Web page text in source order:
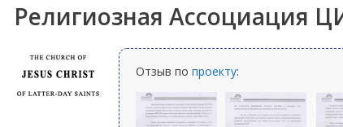
Религиозная Ассоциация
Отзыв по проекту: